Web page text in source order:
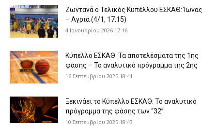
Ζωντανά ο Τελικός Κυπέλλου ΕΣΚΑΘ: Ίωνας
– Αγριά (4/1, 17:15)
4 Ιανουαρίου 2026 17:16
Κύπελλο ΕΣΚΑΘ: Τα αποτελέσματα της 1ης
φάσης – Το αναλυτικό πρόγραμμα της 2ης
16 Σεπτεμβρίου 2025 18:41
Ξεκινάει το Κύπελλο ΕΣΚΑΘ: Το αναλυτικό
πρόγραμμα της φάσης των “32”
10 Σεπτεμβρίου 2025 18:43